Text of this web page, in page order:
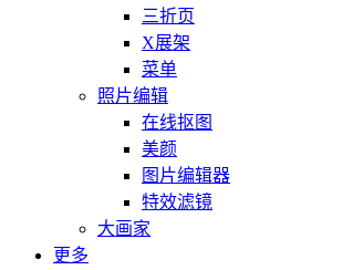
三折页
X展架
菜单
照片编辑
在线抠图
美颜
图片编辑器
特效滤镜
大画家
更多